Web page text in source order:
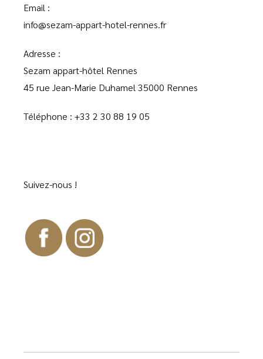
Email :
info@sezam-appart-hotel-rennes.fr
Adresse :
Sezam appart-hôtel Rennes
45 rue Jean-Marie Duhamel 35000 Rennes
Téléphone : +33 2 30 88 19 05
Suivez-nous !